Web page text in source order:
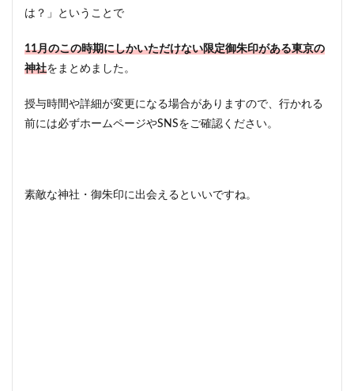
は？」ということで
11月のこの時期にしかいただけない限定御朱印がある東京の
神社をまとめました。
授与時間や詳細が変更になる場合がありますので、行かれる
前には必ずホームページやSNSをご確認ください。
素敵な神社・御朱印に出会えるといいですね。